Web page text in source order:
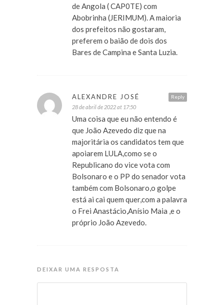
de Angola ( CAP0TE) com
Abobrinha (JERIMUM). A maioria
dos prefeitos não gostaram,
preferem o baião de dois dos
Bares de Campina e Santa Luzia.
Reply
ALEXANDRE JOSÉ
28 de abril de 2022 at 17:50
Uma coisa que eu não entendo é
que João Azevedo diz que na
majoritária os candidatos tem que
apoiarem LULA,como se o
Republicano do vice vota com
Bolsonaro e o PP do senador vota
também com Bolsonaro,o golpe
está ai cai quem quer,com a palavra
o Frei Anastácio,Anísio Maia ,e o
próprio João Azevedo.
DEIXAR UMA RESPOSTA